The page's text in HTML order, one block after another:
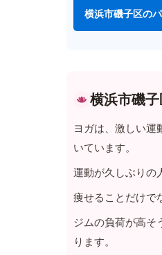
横浜市磯子区の
横浜市磯
ヨガは、激しい運
いています。
運動が久しぶりの
痩せることだけで
ジムの負荷が高そ
ります。